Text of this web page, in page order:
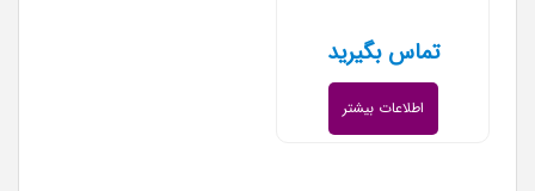
تماس بگیرید
اطلاعات بیشتر